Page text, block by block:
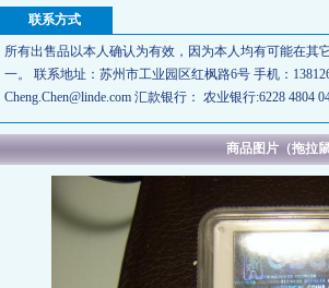
联系方式
所有出售品以本人确认为有效，因为本人均有可能在其
一。 联系地址：苏州市工业园区红枫路6号 手机：
Cheng.Chen@linde.com 汇款银行： 农业银行:6228 4804
商品图片（拖拉